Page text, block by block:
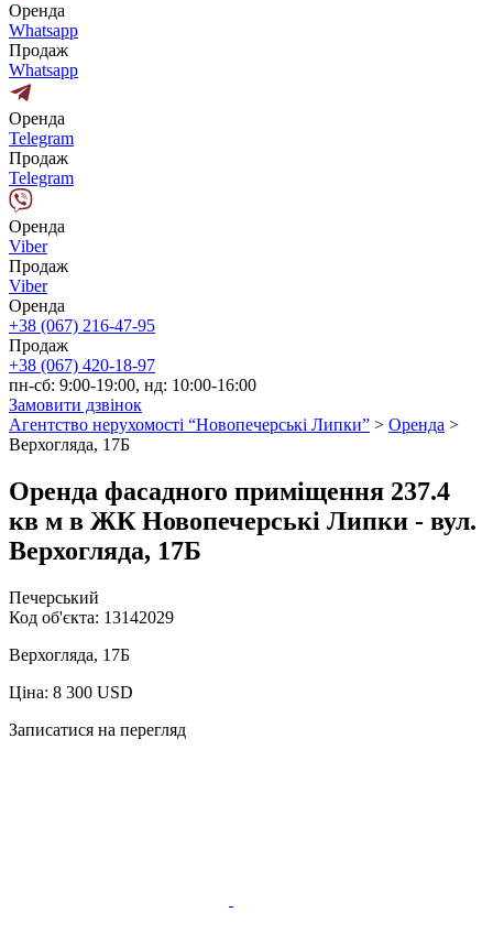
Оренда
Whatsapp
Продаж
Whatsapp
Оренда
Telegram
Продаж
Telegram
Оренда
Viber
Продаж
Viber
Оренда
+38 (067) 216-47-95
Продаж
+38 (067) 420-18-97
пн-сб: 9:00-19:00, нд: 10:00-16:00
Замовити дзвінок
Агентство нерухомості “Новопечерські Липки” > Оренда >
Верхогляда, 17Б
Оренда фасадного приміщення 237.4
кв м в ЖК Новопечерські Липки - вул.
Верхогляда, 17Б
Печерський
Код об'єкта: 13142029
Верхогляда, 17Б
Ціна: 8 300 USD
Записатися на перегляд